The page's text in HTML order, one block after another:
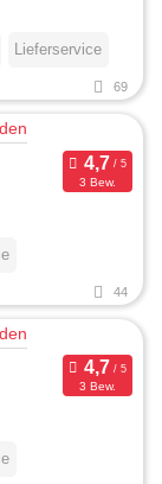
Lieferservice
69
3 Bew.
44
3 Bew.